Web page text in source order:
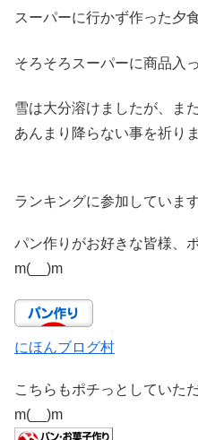
スーパーに行かず作った夕食
そろそろスーパーに商品入
雪は大分溶けましたが、ま
あんまり降らない事を祈りま
ランキングに参加しています
パン作りがお好きな皆様、
m(__)m
にほんブログ村
こちらもポチっとしていた
m(__)m